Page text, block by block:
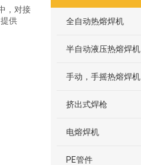
，对接
供
全自动热熔焊机
半自动液压热熔焊机
手动，手摇热熔焊机
挤出式焊枪
电熔焊机
PE管件